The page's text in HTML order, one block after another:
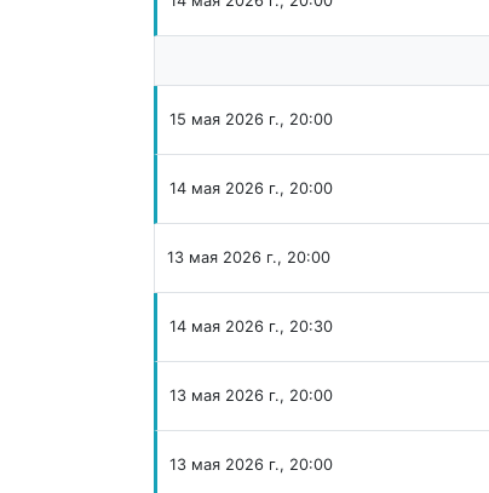
15 мая 2026 г., 20:00
14 мая 2026 г., 20:00
13 мая 2026 г., 20:00
14 мая 2026 г., 20:30
13 мая 2026 г., 20:00
13 мая 2026 г., 20:00